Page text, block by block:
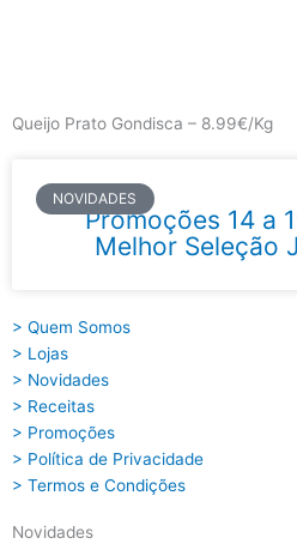
Queijo Prato Gondisca – 8.99€/Kg
NOVIDADES
Promoções 14 a
Melhor Seleção
> Quem Somos
> Lojas
> Novidades
> Receitas
> Promoções
> Política de Privacidade
> Termos e Condições
Novidades